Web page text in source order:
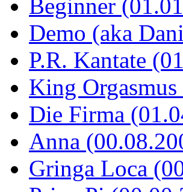
Beginner
Demo (aka
P.R. Kantate
King
Die Firma
Anna
Gringa Loca